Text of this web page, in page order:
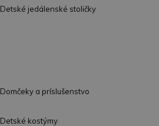
Detské jedálenské stoličky
Domčeky a príslušenstvo
Detské kostýmy